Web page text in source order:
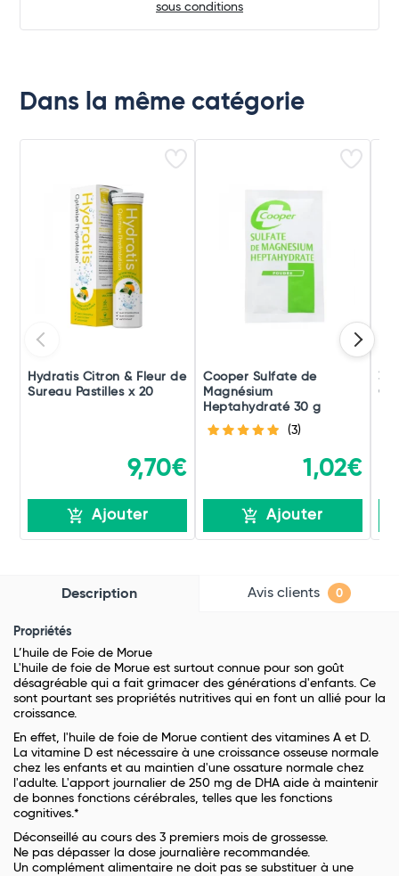
sous conditions
Dans la même catégorie
Hydratis Citron & Fleur de
Sureau Pastilles x 20
9,70€
Ajouter
Cooper Sulfate de
Magnésium
Heptahydraté 30 g
(3)
1,02€
Ajouter
3C
Description Avis clients 0
Propriétés
L’huile de Foie de Morue
L'huile de foie de Morue est surtout connue pour son goût
désagréable qui a fait grimacer des générations d'enfants. Ce
sont pourtant ses propriétés nutritives qui en font un allié pour la
croissance.
En effet, l'huile de foie de Morue contient des vitamines A et D.
La vitamine D est nécessaire à une croissance osseuse normale
chez les enfants et au maintien d'une ossature normale chez
l'adulte. L'apport journalier de 250 mg de DHA aide à maintenir
de bonnes fonctions cérébrales, telles que les fonctions
cognitives.*
Déconseillé au cours des 3 premiers mois de grossesse.
Ne pas dépasser la dose journalière recommandée.
Un complément alimentaire ne doit pas se substituer à une